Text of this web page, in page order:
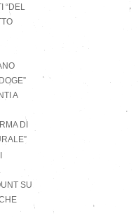
“DEL
A
DI
SU